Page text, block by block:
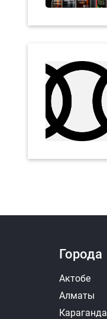
Города
Актобе
Алматы
Караганда